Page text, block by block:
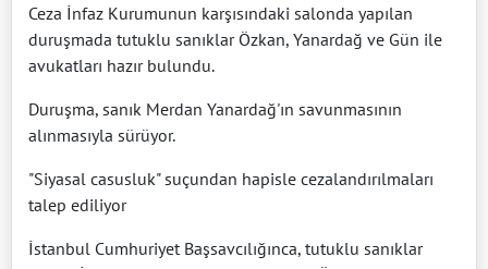
Ceza İnfaz Kurumunun karşısındaki salonda yapılan
duruşmada tutuklu sanıklar Özkan, Yanardağ ve Gün ile
avukatları hazır bulundu.
Duruşma, sanık Merdan Yanardağ'ın savunmasının
alınmasıyla sürüyor.
"Siyasal casusluk" suçundan hapisle cezalandırılmaları
talep ediliyor
İstanbul Cumhuriyet Başsavcılığınca, tutuklu sanıklar